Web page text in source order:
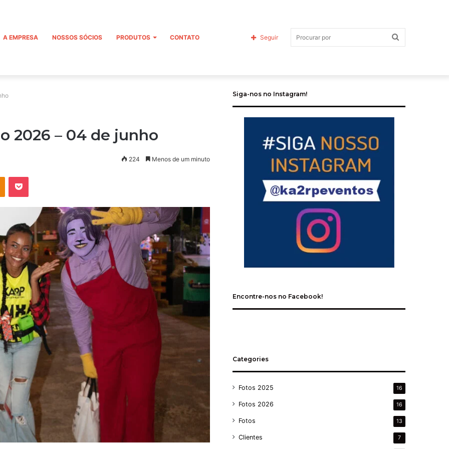
A EMPRESA NOSSOS SÓCIOS PRODUTOS CONTATO Seguir
2026 – 04 de junho
224 Menos de um minuto
OK
Siga-nos no Instagram!
Encontre-nos no Facebook!
Categories
Fotos 2025 16
Fotos 2026 16
Fotos 13
Clientes 7